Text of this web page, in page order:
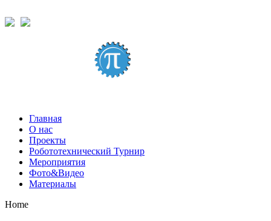
Главная
О нас
Проекты
Робототехнический Турнир
Мероприятия
Фото&Видео
Материалы
Home